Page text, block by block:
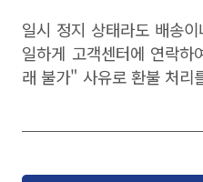
일시 정지 상태라도 배송
일하게 고객센터에 연락
래 불가" 사유로 환불 처리